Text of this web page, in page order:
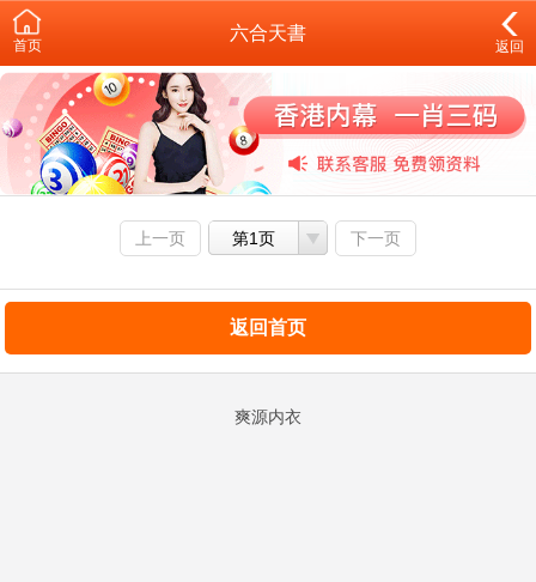
首页
六合天書
返回
上一页 第1页 下一页
返回首页
爽源内衣